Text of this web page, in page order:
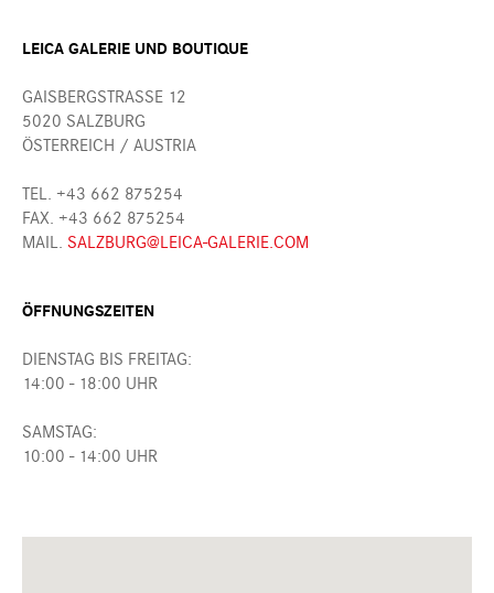
LEICA GALERIE UND BOUTIQUE
GAISBERGSTRASSE 12
5020 SALZBURG
ÖSTERREICH / AUSTRIA
TEL. +43 662 875254
FAX. +43 662 875254
MAIL. SALZBURG@LEICA-GALERIE.COM
ÖFFNUNGSZEITEN
DIENSTAG BIS FREITAG:
14:00 - 18:00 UHR
SAMSTAG:
10:00 - 14:00 UHR